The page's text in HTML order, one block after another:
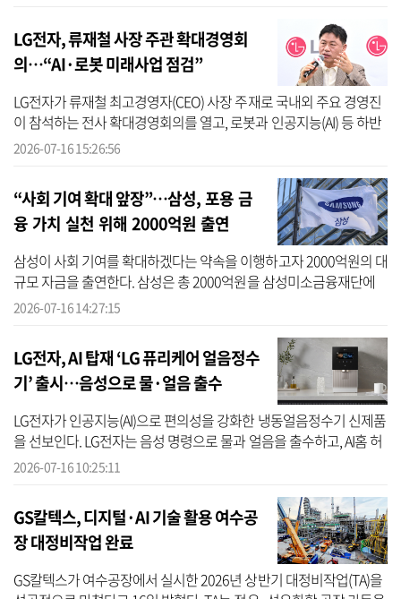
LG전자, 류재철 사장 주관 확대경영회
의…“AI·로봇 미래사업 점검”
LG전자가 류재철 최고경영자(CEO) 사장 주재로 국내외 주요 경영진
이 참석하는 전사 확대경영회의를 열고, 로봇과 인공지능(AI) 등 하반
기 신사업 전략과 미래 성장 방안을 논의한다. LG전자는 16일 국내 사
2026-07-16 15:26:56
“사회 기여 확대 앞장”…삼성, 포용 금
융 가치 실천 위해 2000억원 출연
삼성이 사회 기여를 확대하겠다는 약속을 이행하고자 2000억원의 대
규모 자금을 출연한다. 삼성은 총 2000억원을 삼성미소금융재단에
출연한다고 16일 밝혔다. 출연금 2000억원 가운데 1500억원은 삼성
2026-07-16 14:27:15
LG전자, AI 탑재 ‘LG 퓨리케어 얼음정수
기’ 출시…음성으로 물·얼음 출수
LG전자가 인공지능(AI)으로 편의성을 강화한 냉동얼음정수기 신제품
을 선보인다. LG전자는 음성 명령으로 물과 얼음을 출수하고, AI홈 허
브 역할을 수행하는 ‘LG 퓨리케어 AI 냉동얼음정수기’를 출시했다고
2026-07-16 10:25:11
GS칼텍스, 디지털·AI 기술 활용 여수공
장 대정비작업 완료
GS칼텍스가 여수공장에서 실시한 2026년 상반기 대정비작업(TA)을